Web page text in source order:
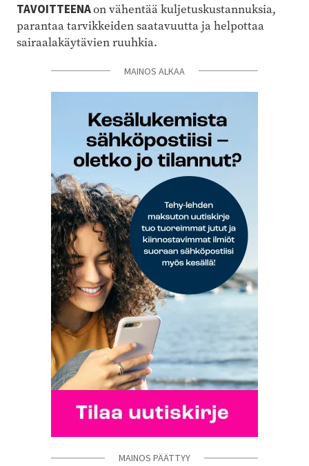
TAVOITTEENAon vähentää kuljetuskustannuksia,
parantaa tarvikkeiden saatavuutta ja helpottaa
sairaalakäytävien ruuhkia.
MAINOS ALKAA
MAINOS PÄÄTTYY